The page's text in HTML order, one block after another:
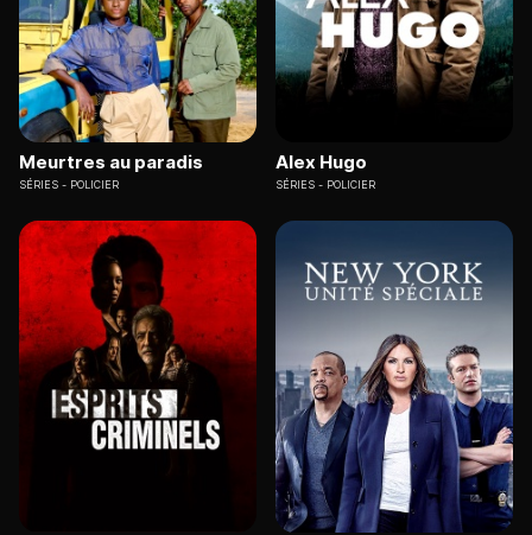
Meurtres au paradis
SÉRIES POLICIER
Alex Hugo
SÉRIES POLICIER